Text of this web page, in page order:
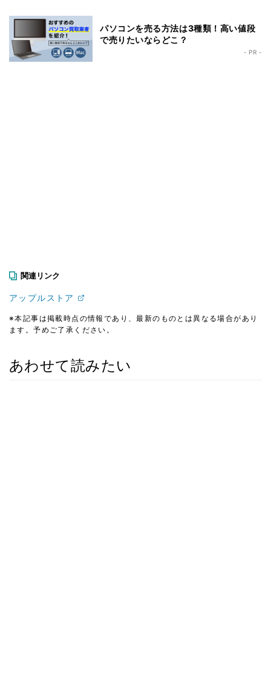
パソコンを売る方法は3種類！高い値段
で売りたいならどこ？
- PR -
関連リンク
アップルストア
※本記事は掲載時点の情報であり、最新のものとは異なる場合があり
ます。予めご了承ください。
あわせて読みたい